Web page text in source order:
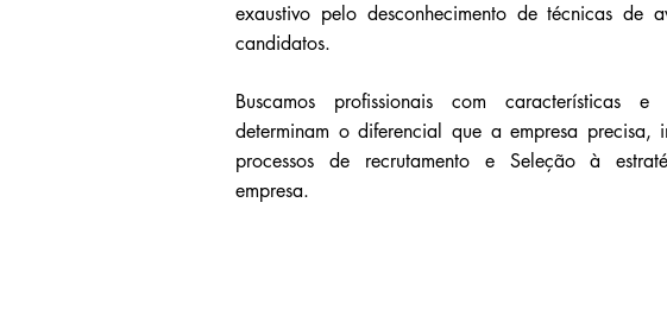
exaustivo pelo desconhecimento de técnicas de
candidatos.
Buscamos profissionais com características e
determinam o diferencial que a empresa precisa,
processos de recrutamento e Seleção à
empresa.